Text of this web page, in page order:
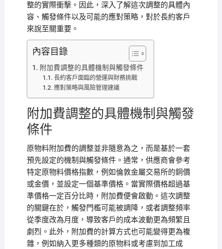
整的實際衝擊。因此，深入了解這次調整的具體內
容、觸發條件以及可能的應對策略，對於長約客戶
來說至關重要。
內容目錄
附加費調整的具體機制與觸發條件
長約客戶面臨的營運與財務挑戰
應對策略與風險管理建議
附加費調整的具體機制與觸發
條件
原物料附加費的調整並非隨意為之，而是基於一套
預先設定的機制與觸發條件。通常，供應商會參考
特定原物料價格指數，例如倫敦金屬交易所的銅價
或金價，並設定一個基準價格。當實際價格超過基
準價格一定百分比時，附加費便會啟動。這次調整
的關鍵在於，觸發門檻可能被調降，或者調整頻率
從季度改為月度，導致客戶的成本波動更為頻繁且
劇烈。此外，附加費的計算方式也可能變得更為複
雜，例如納入更多種類的原物料或考慮到加工成